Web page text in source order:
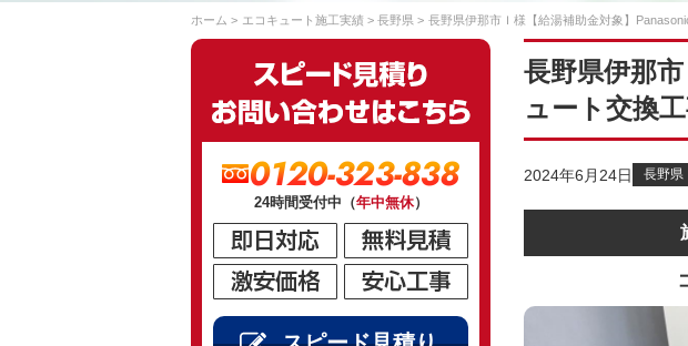
ホーム エコキュート施工実績 長野県 長野県伊那市Ｉ様【給湯補助金対象】
長野県伊那
ュート交換
2024年6月24日 長野県
0120-323-838
24時間受付中（年中無休）